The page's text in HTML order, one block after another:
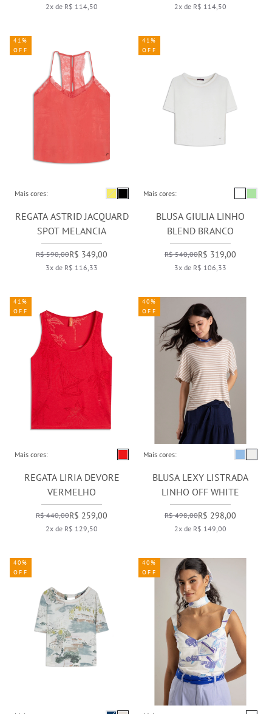
2x de R$ 114,50 2x de R$ 114,50
Mais cores:
REGATA ASTRID JACQUARD
SPOT MELANCIA
R$ 590,00R$ 349,00
3x de R$ 116,33
41%
OFF
Mais cores:
BLUSA GIULIA LINHO
BLEND BRANCO
R$ 540,00R$ 319,00
3x de R$ 106,33
41%
OFF
Mais cores:
REGATA LIRIA DEVORE
VERMELHO
R$ 440,00R$ 259,00
2x de R$ 129,50
41%
OFF
Mais cores:
BLUSA LEXY LISTRADA
LINHO OFF WHITE
R$ 498,00R$ 298,00
2x de R$ 149,00
40%
OFF
40%
OFF
40%
OFF